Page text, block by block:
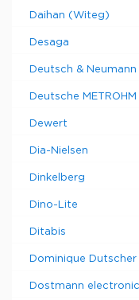
Daihan (Witeg)
Desaga
Deutsch & Neumann
Deutsche METROHM
Dewert
Dia-Nielsen
Dinkelberg
Dino-Lite
Ditabis
Dominique Dutscher
Dostmann electronic